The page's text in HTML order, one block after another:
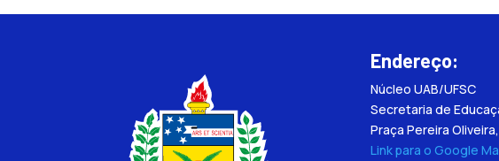
Endereço:
Núcleo UAB/UFSC
Secretaria de
Praça Pereira
Link para o Google